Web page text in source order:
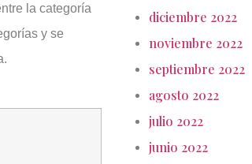
la categoría
y se
diciembre 2022
noviembre 2022
septiembre 2022
agosto 2022
julio 2022
junio 2022